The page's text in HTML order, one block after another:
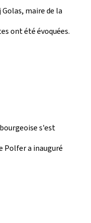
maire de la
ont été évoquées.
s'est
Polfer a inauguré